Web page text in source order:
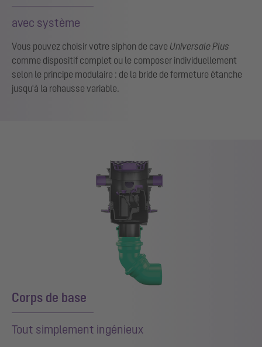
avec système
Vous pouvez choisir votre siphon de cave Universale Plus
comme dispositif complet ou le composer individuellement
selon le principe modulaire : de la bride de fermeture étanche
jusqu'à la rehausse variable.
Corps de base
Tout simplement ingénieux